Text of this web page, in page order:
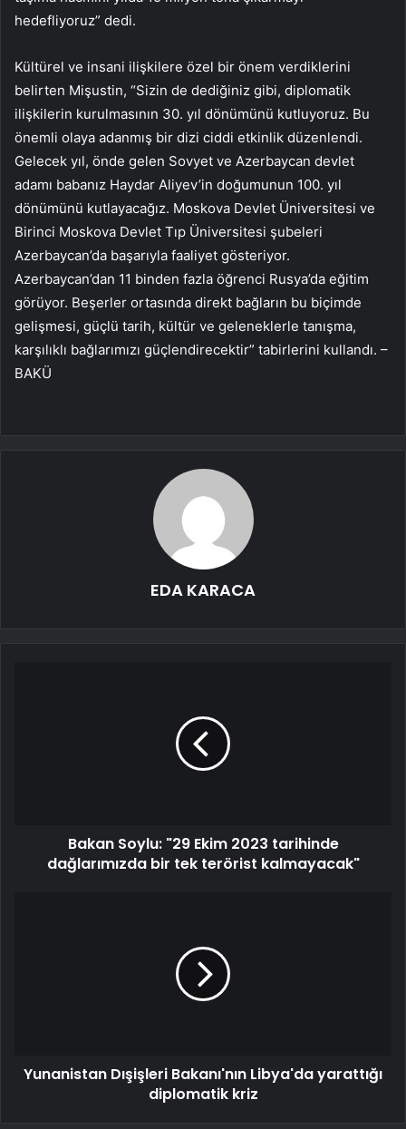
hedefliyoruz” dedi.
Kültürel ve insani ilişkilere özel bir önem verdiklerini
belirten Mişustin, “Sizin de dediğiniz gibi, diplomatik
ilişkilerin kurulmasının 30. yıl dönümünü kutluyoruz. Bu
önemli olaya adanmış bir dizi ciddi etkinlik düzenlendi.
Gelecek yıl, önde gelen Sovyet ve Azerbaycan devlet
adamı babanız Haydar Aliyev’in doğumunun 100. yıl
dönümünü kutlayacağız. Moskova Devlet Üniversitesi ve
Birinci Moskova Devlet Tıp Üniversitesi şubeleri
Azerbaycan’da başarıyla faaliyet gösteriyor.
Azerbaycan’dan 11 binden fazla öğrenci Rusya’da eğitim
görüyor. Beşerler ortasında direkt bağların bu biçimde
gelişmesi, güçlü tarih, kültür ve geleneklerle tanışma,
karşılıklı bağlarımızı güçlendirecektir” tabirlerini kullandı. –
BAKÜ
EDA KARACA
Bakan Soylu: "29 Ekim 2023 tarihinde
dağlarımızda bir tek terörist kalmayacak"
Yunanistan Dışişleri Bakanı'nın Libya'da yarattığı
diplomatik kriz